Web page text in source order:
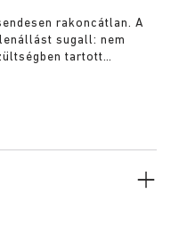
rakoncátlan. A
sugall: nem
tartott